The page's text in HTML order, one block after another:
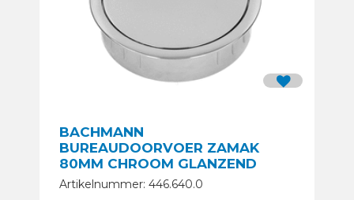
BACHMANN
BUREAUDOORVOER ZAMAK
80MM CHROOM GLANZEND
Artikelnummer: 446.640.0